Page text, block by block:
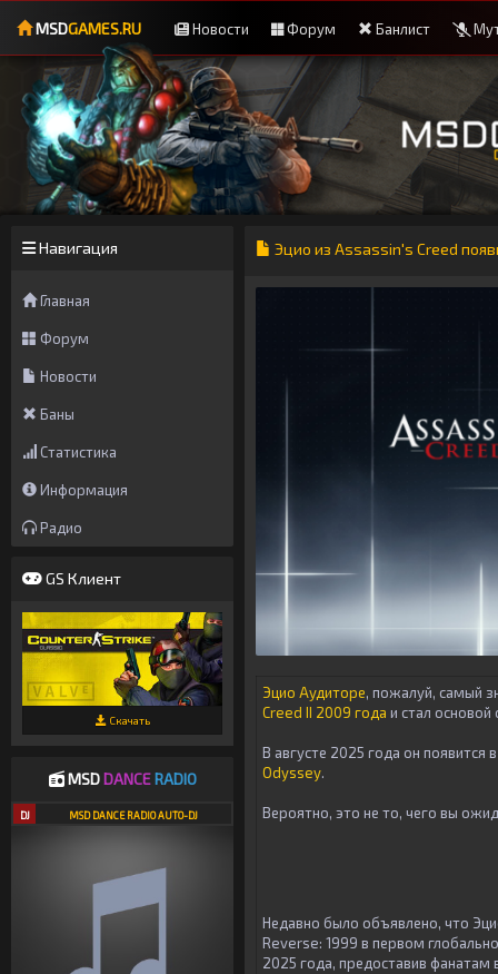
MSDGAMES.RU Новости Форум Банлист
Навигация
Главная
Форум
Новости
Баны
Статистика
Информация
Радио
GS Клиент
Скачать
MSDDANCE RADIO
DJ MSD DANCE RADIO AUTO-DJ
Эцио из Assassin's Creed
Эцио Аудиторе, пожалуй, самый
Creed II 2009 года и стал
В августе 2025 года он
Odyssey.
Вероятно, это не то, чего вы
Недавно было объявлено, что
Reverse: 1999 в первом
2025 года, предоставив